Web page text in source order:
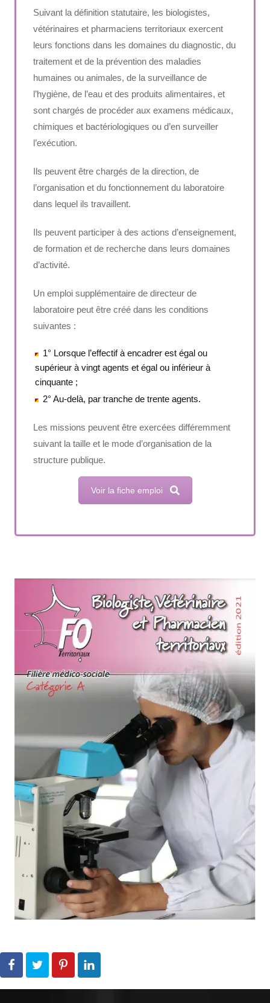
Suivant la définition statutaire, les biologistes,
vétérinaires et pharmaciens territoriaux exercent
leurs fonctions dans les domaines du diagnostic, du
traitement et de la prévention des maladies
humaines ou animales, de la surveillance de
l’hygiène, de l’eau et des produits alimentaires, et
sont chargés de procéder aux examens médicaux,
chimiques et bactériologiques ou d’en surveiller
l’exécution.
Ils peuvent être chargés de la direction, de
l’organisation et du fonctionnement du laboratoire
dans lequel ils travaillent.
Ils peuvent participer à des actions d’enseignement,
de formation et de recherche dans leurs domaines
d’activité.
Un emploi supplémentaire de directeur de
laboratoire peut être créé dans les conditions
suivantes :
1° Lorsque l’effectif à encadrer est égal ou
supérieur à vingt agents et égal ou inférieur à
cinquante ;
2° Au-delà, par tranche de trente agents.
Les missions peuvent être exercées différemment
suivant la taille et le mode d’organisation de la
structure publique.
Voir la fiche emploi